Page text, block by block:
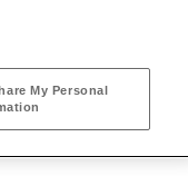
My Personal